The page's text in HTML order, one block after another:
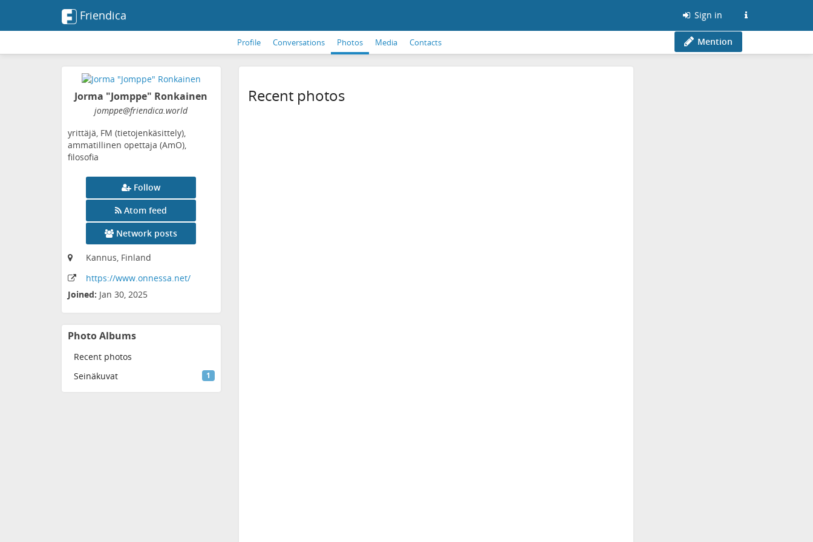
Friendica Sign in
Profile Conversations Photos Media Contacts Mention
Jorma "Jomppe" Ronkainen
jomppe@friendica.world
yrittäjä, FM (tietojenkäsittely),
ammatillinen opettaja (AmO),
filosofia
Follow
Atom feed
Network posts
Kannus, Finland
https://www.onnessa.net/
Joined: Jan 30, 2025
Photo Albums
Recent photos
1
Seinäkuvat
Recent photos